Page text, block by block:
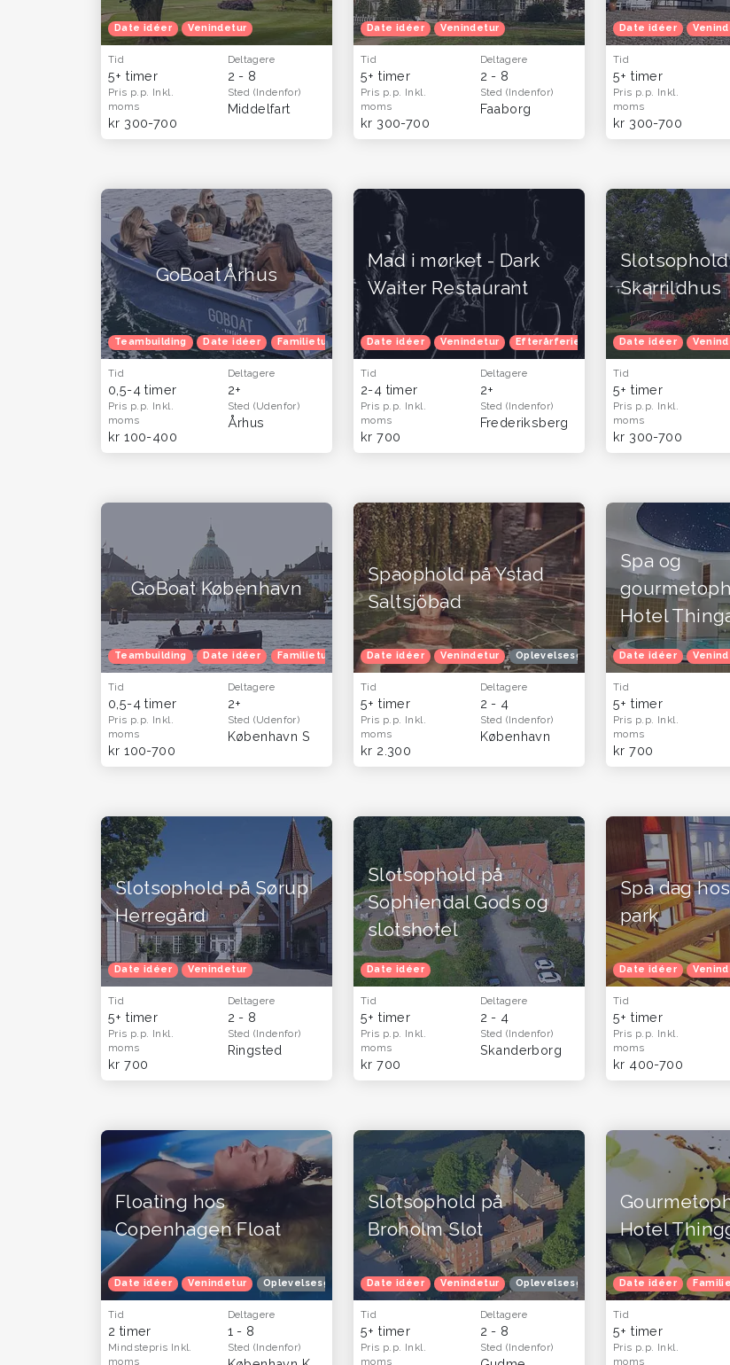
Date idéer Venindetur
Tid
5+ timer
Deltagere
2 - 8
Pris p.p. Inkl.
moms
kr 300-700
Sted (Indenfor)
Middelfart
Date idéer Venindetur
Tid
5+ timer
Deltagere
2 - 8
Pris p.p. Inkl.
moms
kr 300-700
Sted (Indenfor)
Faaborg
Date idéer
Tid
5+ timer
Pris p.p. Inkl.
moms
kr 300-700
GoBoat Århus
Teambuilding Date idéer Familietur Herretur Venindetur
Tid
0,5-4 timer
Deltagere
2+
Pris p.p. Inkl.
moms
kr 100-400
Sted (Udenfor)
Århus
Mad i mørket - Dark
Waiter Restaurant
Date idéer Venindetur Efterårferie Oplevelsesgavekort
Tid
2-4 timer
Deltagere
2+
Pris p.p. Inkl.
moms
kr 700
Sted (Indenfor)
Frederiksberg
Skarrildhus
Date idéer
Tid
5+ timer
Pris p.p. Inkl.
moms
kr 300-700
GoBoat København
Teambuilding Date idéer Familietur Herretur Venindetur Efterårferie
Tid
0,5-4 timer
Deltagere
2+
Pris p.p. Inkl.
moms
kr 100-700
Sted (Udenfor)
København S
Spaophold på Ystad
Saltsjöbad
Date idéer Venindetur Oplevelsesgavekort
Tid
5+ timer
Deltagere
2 - 4
Pris p.p. Inkl.
moms
kr 2.300
Sted (Indenfor)
København
Spa og
Hotel
Date idéer
Tid
5+ timer
Pris p.p. Inkl.
moms
kr 700
Slotsophold på Sørup
Herregård
Date idéer Venindetur
Tid
5+ timer
Deltagere
2 - 8
Pris p.p. Inkl.
moms
kr 700
Sted (Indenfor)
Ringsted
Slotsophold på
Sophiendal Gods og
slotshotel
Date idéer
Tid
5+ timer
Deltagere
2 - 4
Pris p.p. Inkl.
moms
kr 700
Sted (Indenfor)
Skanderborg
Spa dag
park
Date idéer
Tid
5+ timer
Pris p.p. Inkl.
moms
kr 400-700
Floating hos
Copenhagen Float
Date idéer Venindetur Oplevelsesgavekort Oplevelsesgaver til hende Oplevelsesgaver til par
Tid
2 timer
Deltagere
1 - 8
Mindstepris Inkl.
moms
Sted (Indenfor)
Slotsophold på
Broholm Slot
Date idéer Venindetur Oplevelsesgavekort
Tid
5+ timer
Deltagere
2 - 8
Pris p.p. Inkl.
moms
Sted (Indenfor)
Hotel
Date idéer
Tid
5+ timer
Pris p.p. Inkl.
moms